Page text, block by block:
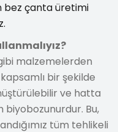
çanta üretimi
malzemelerden
bir şekilde
ve hatta
Bu,
tüm tehlikeli